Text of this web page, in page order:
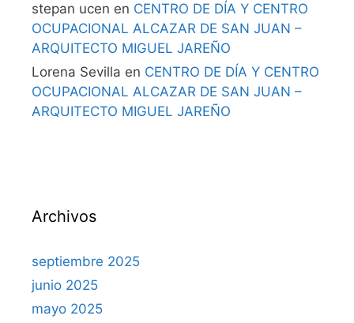
stepan ucen en CENTRO DE DÍA Y CENTRO
OCUPACIONAL ALCAZAR DE SAN JUAN –
ARQUITECTO MIGUEL JAREÑO
Lorena Sevilla en CENTRO DE DÍA Y CENTRO
OCUPACIONAL ALCAZAR DE SAN JUAN –
ARQUITECTO MIGUEL JAREÑO
Archivos
septiembre 2025
junio 2025
mayo 2025